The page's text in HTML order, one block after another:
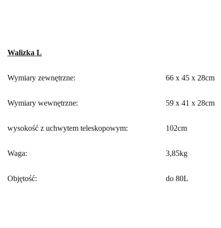
Walizka L
Wymiary zewnętrzne: 66 x 45 x 28cm
Wymiary wewnętrzne: 59 x 41 x 28cm
wysokość z uchwytem teleskopowym: 102cm
Waga: 3,85kg
Objętość: do 80L